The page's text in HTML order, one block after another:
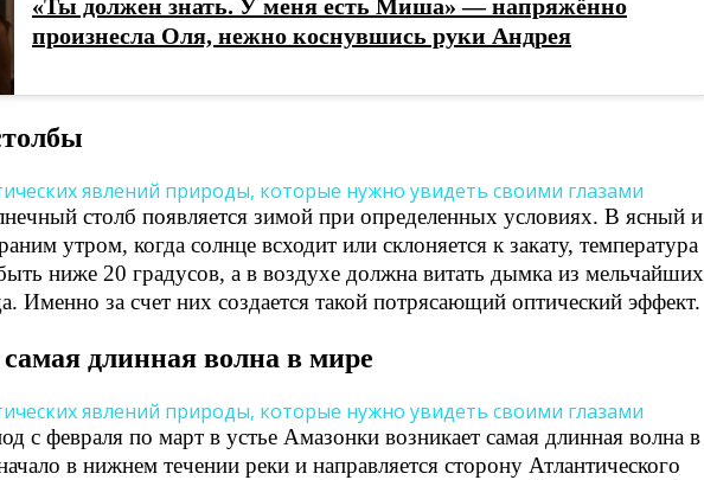
«Ты должен знать. У меня есть Миша» — напряжённо
произнесла Оля, нежно коснувшись руки Андрея
столб появляется зимой при определенных условиях. В ясный и
утром, когда солнце всходит или склоняется к закату, температура
ниже 20 градусов, а в воздухе должна витать дымка из мельчайших
Именно за счет них создается такой потрясающий оптический эффект.
длинная волна в мире
с февраля по март в устье Амазонки возникает самая длинная волна в
в нижнем течении реки и направляется сторону Атлантического